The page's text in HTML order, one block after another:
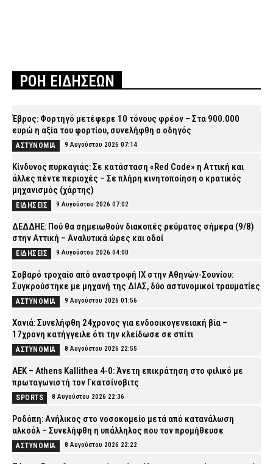
ΡΟΗ ΕΙΔΗΣΕΩΝ
Έβρος: Φορτηγό μετέφερε 10 τόνους φρέον – Στα 900.000
ευρώ η αξία του φορτίου, συνελήφθη ο οδηγός
ΑΣΤΥΝΟΜΙΑ 9 Αυγούστου 2026 07:14
Κίνδυνος πυρκαγιάς: Σε κατάσταση «Red Code» η Αττική και
άλλες πέντε περιοχές – Σε πλήρη κινητοποίηση ο κρατικός
μηχανισμός (χάρτης)
ΕΙΔΗΣΕΙΣ 9 Αυγούστου 2026 07:02
ΔΕΔΔΗΕ: Πού θα σημειωθούν διακοπές ρεύματος σήμερα (9/8)
στην Αττική – Αναλυτικά ώρες και οδοί
ΕΙΔΗΣΕΙΣ 9 Αυγούστου 2026 04:00
Σοβαρό τροχαίο από αναστροφή ΙΧ στην Αθηνών-Σουνίου:
Συγκρούστηκε με μηχανή της ΔΙΑΣ, δύο αστυνομικοί τραυματίες
ΑΣΤΥΝΟΜΙΑ 9 Αυγούστου 2026 01:56
Χανιά: Συνελήφθη 24χρονος για ενδοοικογενειακή βία –
17χρονη κατήγγειλε ότι την κλείδωσε σε σπίτι
ΑΣΤΥΝΟΜΙΑ 8 Αυγούστου 2026 22:55
ΑΕΚ – Athens Kallithea 4-0: Άνετη επικράτηση στο φιλικό με
πρωταγωνιστή τον Γκατσίνοβιτς
SPORTS 8 Αυγούστου 2026 22:36
Ροδόπη: Ανήλικος στο νοσοκομείο μετά από κατανάλωση
αλκοόλ – Συνελήφθη η υπάλληλος που τον προμήθευσε
ΑΣΤΥΝΟΜΙΑ 8 Αυγούστου 2026 22:22